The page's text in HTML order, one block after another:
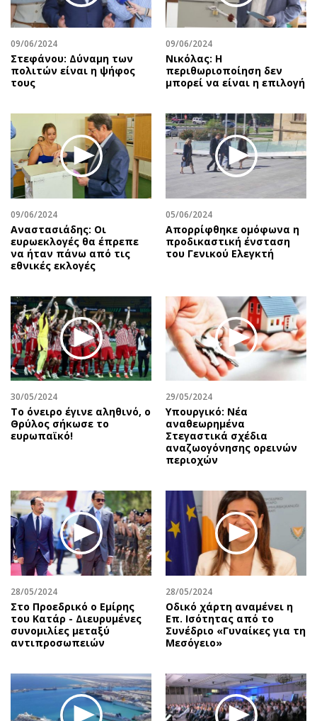
09/06/2024
Στεφάνου: Δύναμη των
πολιτών είναι η ψήφος
τους
09/06/2024
Νικόλας: Η
περιθωριοποίηση δεν
μπορεί να είναι η επιλογή
09/06/2024
Αναστασιάδης: Οι
ευρωεκλογές θα έπρεπε
να ήταν πάνω από τις
εθνικές εκλογές
05/06/2024
Απορρίφθηκε ομόφωνα η
προδικαστική ένσταση
του Γενικού Ελεγκτή
30/05/2024
Το όνειρο έγινε αληθινό, ο
Θρύλος σήκωσε το
ευρωπαϊκό!
29/05/2024
Υπουργικό: Νέα
αναθεωρημένα
Στεγαστικά σχέδια
αναζωογόνησης ορεινών
περιοχών
28/05/2024
Στο Προεδρικό ο Εμίρης
του Κατάρ - Διευρυμένες
συνομιλίες μεταξύ
αντιπροσωπειών
28/05/2024
Οδικό χάρτη αναμένει η
Επ. Ισότητας από το
Συνέδριο «Γυναίκες για τη
Μεσόγειο»